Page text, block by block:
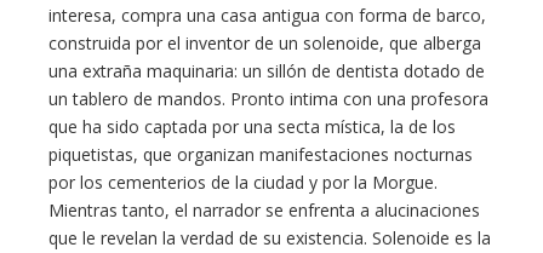
interesa, compra una casa antigua con forma de barco,
construida por el inventor de un solenoide, que alberga
una extraña maquinaria: un sillón de dentista dotado de
un tablero de mandos. Pronto intima con una profesora
que ha sido captada por una secta mística, la de los
piquetistas, que organizan manifestaciones nocturnas
por los cementerios de la ciudad y por la Morgue.
Mientras tanto, el narrador se enfrenta a alucinaciones
que le revelan la verdad de su existencia. Solenoide es la